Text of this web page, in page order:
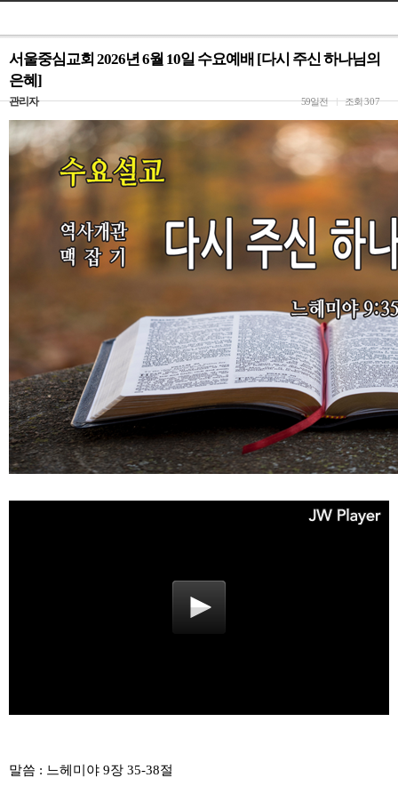
서울중심교회 2026년 6월 10일 수요예배 [다시 주신 하나님의
은혜]
관리자 조회307
59일전
말씀 : 느헤미야 9장 35-38절